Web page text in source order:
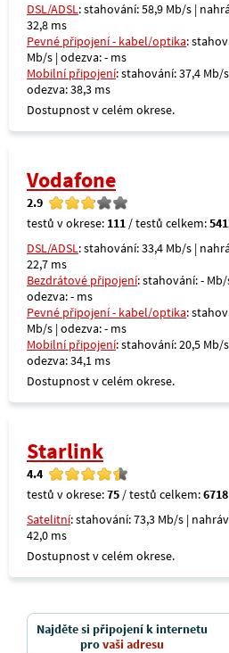
DSL/ADSL: stahování: 58,9 Mb/s |
32,8 ms
Pevné připojení - kabel/optika:
Mb/s | odezva: - ms
Mobilní připojení: stahování: 37,4 Mb/
odezva: 38,3 ms
Dostupnost v celém okrese.
Vodafone
2.9
testů v okrese: 111 / testů celkem:
DSL/ADSL: stahování: 33,4 Mb/s |
22,7 ms
Bezdrátové připojení: stahování: -
odezva: - ms
Pevné připojení - kabel/optika:
Mb/s | odezva: - ms
Mobilní připojení: stahování: 20,5 Mb/
odezva: 34,1 ms
Dostupnost v celém okrese.
Starlink
4.4
testů v okrese:75 / testů celkem:6718
Satelitní: stahování: 73,3 Mb/s |
42,0 ms
Dostupnost v celém okrese.
Najděte si připojení k internetu
provaši adresu